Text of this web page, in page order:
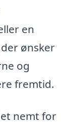
en
ønsker
og
fremtid.
nemt for